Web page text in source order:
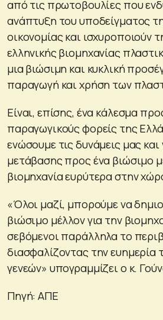
από τις πρωτοβουλίες που
ανάπτυξη του υποδείγματος
οικονομίας και ισχυροποιούν
ελληνικής βιομηχανίας
μια βιώσιμη και κυκλική
παραγωγή και χρήση των
Είναι, επίσης, ένα κάλεσμα
παραγωγικούς φορείς της
ενώσουμε τις δυνάμεις μας
μετάβασης προς ένα βιώσιμο
βιομηχανία ευρύτερα στην
«Όλοι μαζί, μπορούμε να
βιώσιμο μέλλον για την
σεβόμενοι παράλληλα το
διασφαλίζοντας την
γενεών» υπογραμμίζει ο κ.
Πηγή: ΑΠΕ